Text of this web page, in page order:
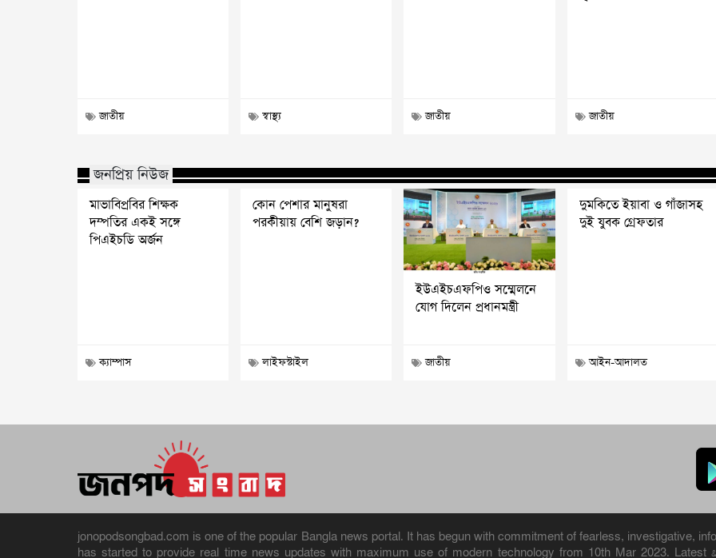
জাতীয় স্বাস্থ্য জাতীয় জাতীয়
জনপ্রিয় নিউজ
মাভাবিপ্রবির শিক্ষক
দম্পতির একই সঙ্গে
পিএইচডি অর্জন
ক্যাম্পাস
কোন পেশার মানুষরা
পরকীয়ায় বেশি জড়ান?
লাইফস্টাইল
ইউএইচএফপিও সম্মেলনে
যোগ দিলেন প্রধানমন্ত্রী
জাতীয়
দুমকিতে ইয়াবা ও গাঁজাসহ
দুই যুবক গ্রেফতার
আইন-আদালত
jonopodsongbad.com is one of the popular Bangla news portal. It has begun with commitment of fearless, investigative,
has started to provide real time news updates with maximum use of modern technology from 10th Mar 2023. Latest